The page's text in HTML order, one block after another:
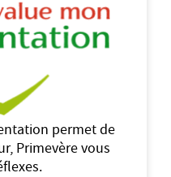
permet de
Primevère vous